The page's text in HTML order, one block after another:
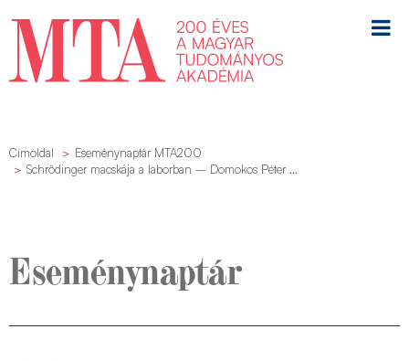
Címoldal
Eseménynaptár MTA200
Schrödinger macskája a laborban – Domokos Péter ...
Eseménynaptár